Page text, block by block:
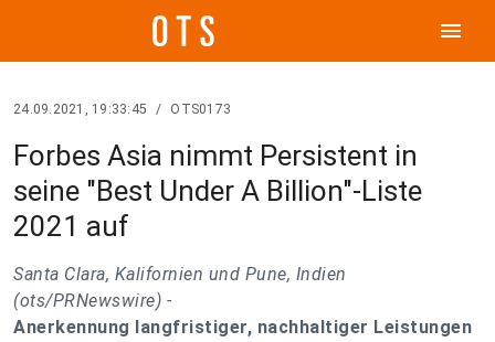
menu
24.09.2021, 19:33:45 / OTS0173
Forbes Asia nimmt Persistent in
seine "Best Under A Billion"-Liste
2021 auf
Santa Clara, Kalifornien und Pune, Indien
(ots/PRNewswire) -
Anerkennung langfristiger, nachhaltiger Leistungen